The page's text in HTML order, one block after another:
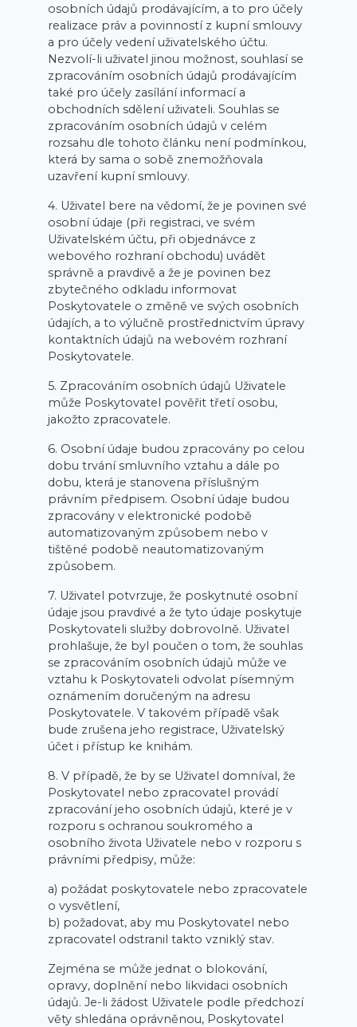
osobních údajů prodávajícím, a to pro účely
realizace práv a povinností z kupní smlouvy
a pro účely vedení uživatelského účtu.
Nezvolí-li uživatel jinou možnost, souhlasí se
zpracováním osobních údajů prodávajícím
také pro účely zasílání informací a
obchodních sdělení uživateli. Souhlas se
zpracováním osobních údajů v celém
rozsahu dle tohoto článku není podmínkou,
která by sama o sobě znemožňovala
uzavření kupní smlouvy.
4. Uživatel bere na vědomí, že je povinen své
osobní údaje (při registraci, ve svém
Uživatelském účtu, při objednávce z
webového rozhraní obchodu) uvádět
správně a pravdivě a že je povinen bez
zbytečného odkladu informovat
Poskytovatele o změně ve svých osobních
údajích, a to výlučně prostřednictvím úpravy
kontaktních údajů na webovém rozhraní
Poskytovatele.
5. Zpracováním osobních údajů Uživatele
může Poskytovatel pověřit třetí osobu,
jakožto zpracovatele.
6. Osobní údaje budou zpracovány po celou
dobu trvání smluvního vztahu a dále po
dobu, která je stanovena příslušným
právním předpisem. Osobní údaje budou
zpracovány v elektronické podobě
automatizovaným způsobem nebo v
tištěné podobě neautomatizovaným
způsobem.
7. Uživatel potvrzuje, že poskytnuté osobní
údaje jsou pravdivé a že tyto údaje poskytuje
Poskytovateli služby dobrovolně. Uživatel
prohlašuje, že byl poučen o tom, že souhlas
se zpracováním osobních údajů může ve
vztahu k Poskytovateli odvolat písemným
oznámením doručeným na adresu
Poskytovatele. V takovém případě však
bude zrušena jeho registrace, Uživatelský
účet i přístup ke knihám.
8. V případě, že by se Uživatel domníval, že
Poskytovatel nebo zpracovatel provádí
zpracování jeho osobních údajů, které je v
rozporu s ochranou soukromého a
osobního života Uživatele nebo v rozporu s
právními předpisy, může:
a) požádat poskytovatele nebo zpracovatele
o vysvětlení,
b) požadovat, aby mu Poskytovatel nebo
zpracovatel odstranil takto vzniklý stav.
Zejména se může jednat o blokování,
opravy, doplnění nebo likvidaci osobních
údajů. Je-li žádost Uživatele podle předchozí
věty shledána oprávněnou, Poskytovatel